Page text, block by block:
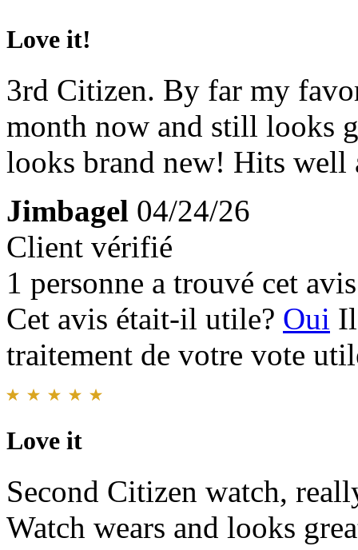
Love it!
3rd Citizen. By far my
month now and still looks
looks brand new! Hits well
Jimbagel 04/24/26
Client vérifié
1 personne a trouvé cet
Cet avis était-il utile? Oui
traitement de votre vote
Love it
Second Citizen watch,
Watch wears and looks